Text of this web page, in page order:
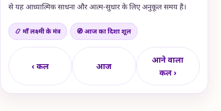
से यह आध्यात्मिक साधना और आत्म-सुधार के लिए अनुकूल समय है।
📿 माँ लक्ष्मी के मंत्र 🧭 आज का दिशा शूल
‹ कल आज
आने वाला
कल ›